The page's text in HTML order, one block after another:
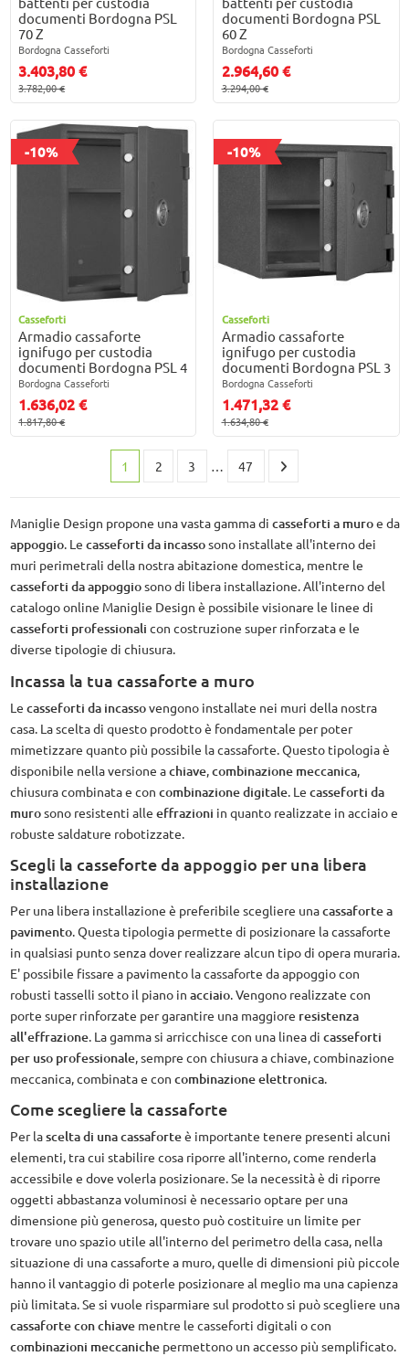
documenti Bordogna PSL
70 Z
Bordogna Casseforti
3.403,80 €
3.782,00 €
documenti Bordogna PSL
60 Z
Bordogna Casseforti
2.964,60 €
3.294,00 €
-10%
Casseforti
Armadio cassaforte
ignifugo per custodia
documenti Bordogna PSL 4
Bordogna Casseforti
1.636,02 €
1.817,80 €
-10%
Casseforti
Armadio cassaforte
ignifugo per custodia
documenti Bordogna PSL 3
Bordogna Casseforti
1.471,32 €
1.634,80 €
1 2 3 … 47
Maniglie Design propone una vasta gamma di casseforti a muroe da
appoggio. Le casseforti da incassosono installate all'interno dei
muri perimetrali della nostra abitazione domestica, mentre le
casseforti da appoggiosono di libera installazione. All'interno del
catalogo online Maniglie Design è possibile visionare le linee di
casseforti professionali con costruzione super rinforzata e le
diverse tipologie di chiusura.
Incassa la tua cassaforte a muro
Le casseforti da incassovengono installate nei muri della nostra
casa. La scelta di questo prodotto è fondamentale per poter
mimetizzare quanto più possibile la cassaforte. Questo tipologia è
disponibile nella versione achiave, combinazione meccanica,
chiusura combinata e con combinazione digitale. Le casseforti da
murosono resistenti alle effrazioni in quanto realizzate in acciaio e
robuste saldature robotizzate.
Scegli la casseforte da appoggio per una libera
installazione
Per una libera installazione è preferibile scegliere unacassaforte a
pavimento. Questa tipologia permette di posizionare la cassaforte
in qualsiasi punto senza dover realizzare alcun tipo di opera muraria.
E' possibile fissare a pavimento la cassaforte da appoggio con
robusti tasselli sotto il piano in acciaio. Vengono realizzate con
porte super rinforzate per garantire una maggiore resistenza
all'effrazione. La gamma si arricchisce con una linea di casseforti
per uso professionale, sempre con chiusura a chiave, combinazione
meccanica, combinata e con combinazione elettronica.
Come scegliere la cassaforte
Per lascelta di una cassaforteè importante tenere presenti alcuni
elementi, tra cui stabilire cosa riporre all'interno, come renderla
accessibile e dove volerla posizionare. Se la necessità è di riporre
oggetti abbastanza voluminosi è necessario optare per una
dimensione più generosa, questo può costituire un limite per
trovare uno spazio utile all'interno del perimetro della casa, nella
situazione di una cassaforte a muro, quelle di dimensioni più piccole
hanno il vantaggio di poterle posizionare al meglio ma una capienza
più limitata. Se si vuole risparmiare sul prodotto si può scegliere una
cassaforte con chiavementre le casseforti digitali o con
combinazioni meccanichepermettono un accesso più semplificato.